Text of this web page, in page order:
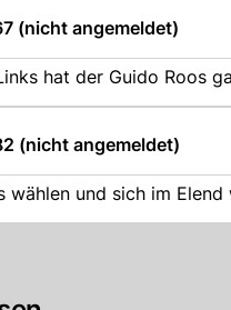
(nicht angemeldet)
hat der Guido Roos
(nicht angemeldet)
wählen und sich im